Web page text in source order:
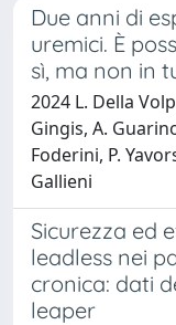
Due anni di
uremici. È
sì, ma non in
2024 L. Della
Gingis, A.
Foderini, P.
Gallieni
Sicurezza ed
leadless nei
cronica: dati
leaper